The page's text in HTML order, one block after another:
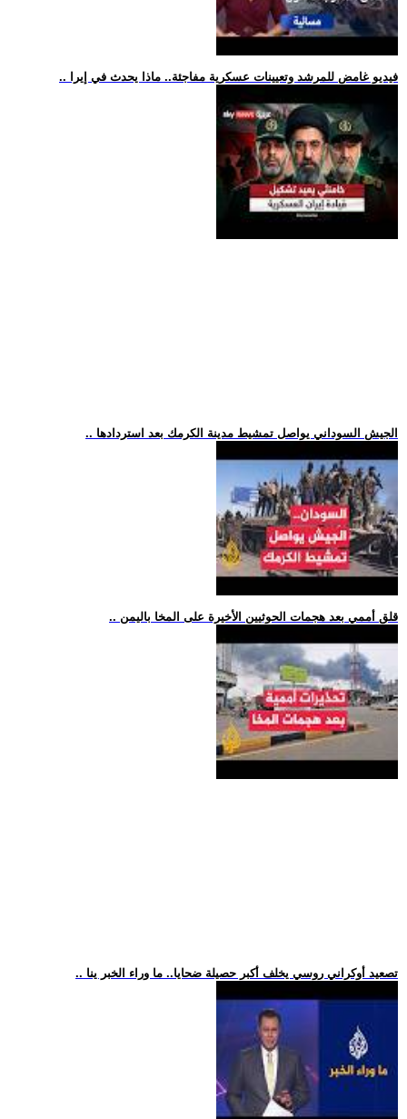
.. فيديو غامض للمرشد وتعيينات عسكرية مفاجئة.. ماذا يحدث في إيرا
.. الجيش السوداني يواصل تمشيط مدينة الكرمك بعد استردادها
.. قلق أممي بعد هجمات الحوثيين الأخيرة على المخا باليمن
.. تصعيد أوكراني روسي يخلف أكبر حصيلة ضحايا.. ما وراء الخبر ينا